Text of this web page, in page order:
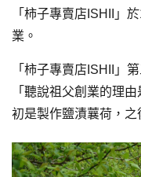
「柿子專賣店ISHII」
業。
「柿子專賣店ISHII」
「聽說祖父創業的理
初是製作鹽漬蘘荷，之